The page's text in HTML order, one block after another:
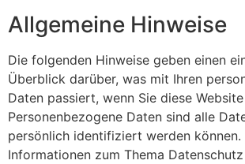
Allgemeine Hinweise
Die folgenden Hinweise geben einen
Überblick darüber, was mit Ihren
Daten passiert, wenn Sie diese
Personenbezogene Daten sind alle
persönlich identifiziert werden können.
Informationen zum Thema